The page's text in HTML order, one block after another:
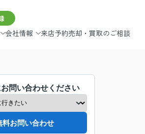
会社情報
会社概要
来店予約売却・買取のご相談
問い合わせください
料お問い合わせ